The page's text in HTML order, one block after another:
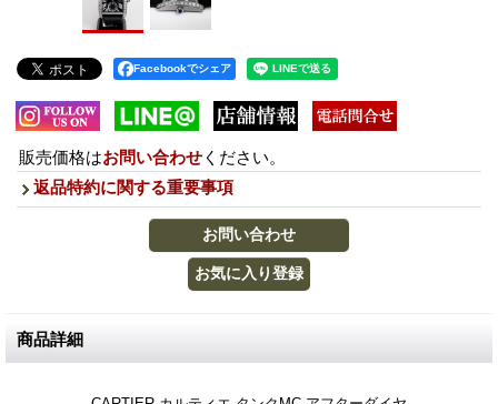
Facebookでシェア
販売価格はお問い合わせ ください。
返品特約に関する重要事項
商品詳細